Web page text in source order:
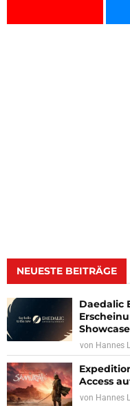
NEUESTE BEITRÄGE
Daedalic
von Hannes
Access
von Hannes